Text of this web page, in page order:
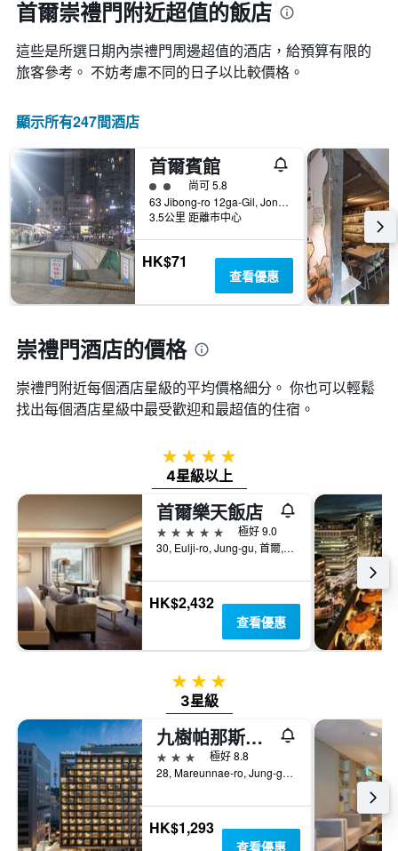
首爾崇禮門附近超值的飯店
這些是所選日期內崇禮門​周邊超值的​酒店，給預算有限的
旅客參考。 不妨考慮不同的日子以比較價格。
顯示所有247間酒店
首爾賓館
2星級評級尚可 5.8
63 Jibong-ro 12ga-Gil, Jongno-gu, 首爾, 韓國
3.5公里 距離市中心
HK$71
查看優惠
崇禮門酒店的價格
崇禮門附近每個酒店星級的平均價格細分。 你也可以輕鬆
找出每個酒店星級中最受歡迎和最超值的住宿。
4星級
4星級以上
首爾樂天飯店
5星級
極好 9.0
30, Eulji-ro, Jung-gu, 首爾, 韓國
HK$2,432
查看優惠
3星級
3星級
九樹帕那斯首爾明洞 2
3星級
極好 8.8
28, Mareunnae-ro, Jung-gu, 首爾, 韓國
HK$1,293
查看優惠